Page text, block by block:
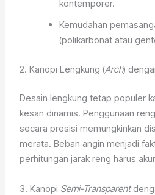
kontemporer.
Kemudahan
(polikarbonat atau
2. Kanopi Lengkung (Arch)
Desain lengkung tetap populer
kesan dinamis. Penggunaan
secara presisi memungkinkan
merata. Beban angin menjadi
perhitungan jarak reng harus
3. Kanopi Semi-Transparent